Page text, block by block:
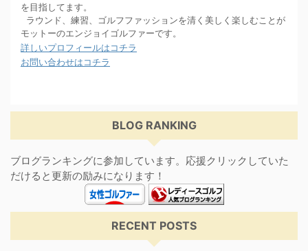
を目指してます。
ラウンド、練習、ゴルフファッションを清く美しく楽しむことが
モットーのエンジョイゴルファーです。
詳しいプロフィールはコチラ
お問い合わせはコチラ
BLOG RANKING
ブログランキングに参加しています。応援クリックしていた
だけると更新の励みになります！
RECENT POSTS